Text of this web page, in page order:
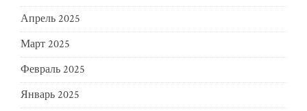
Апрель 2025
Март 2025
Февраль 2025
Январь 2025